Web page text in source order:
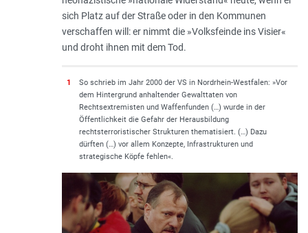
sich Platz auf der Straße oder in den Kommunen
verschaffen will: er nimmt die »Volksfeinde ins Visier«
und droht ihnen mit dem Tod.
1
So schrieb im Jahr 2000 der VS in Nordrhein-Westfalen: »Vor
dem Hintergrund anhaltender Gewalttaten von
Rechtsextremisten und Waffenfunden (…) wurde in der
Öffentlichkeit die Gefahr der Herausbildung
rechtsterroristischer Strukturen thematisiert. (…) Dazu
dürften (…) vor allem Konzepte, Infrastrukturen und
strategische Köpfe fehlen«.